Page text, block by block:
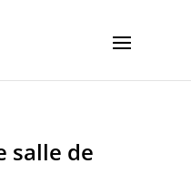
salle de